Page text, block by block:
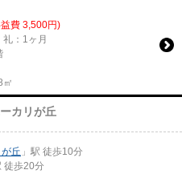
費 3,500円)
：1ヶ月
㎡
カリが丘
丘 」駅 徒歩10分
徒歩20分